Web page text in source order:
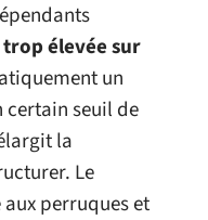
élevée sur
un
certain seuil de
la
Le
perruques et